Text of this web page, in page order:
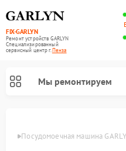
FIX-GARLYN
Ремонт устройств GARLYN
Специализированный
cервисный центр г.Пенза
Мы ремонтируем
Посудомоечная машина